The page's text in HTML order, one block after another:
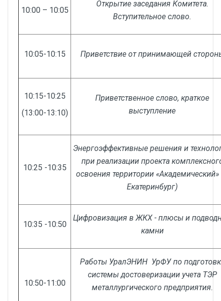
10:00 – 10:05
Открытие заседания Комитета.
Вступительное слово.
10:05-10:15 Приветствие от принимающей
10:15-10:25
(13:00-13:10)
Приветственное слово, краткое
выступление
10:25 -10:35
Энергоэффективные решения и
при реализации проекта
освоения территории «Академический»
Екатеринбург)
10:35 -10:50
Цифровизация в ЖКХ - плюсы и
камни
10:50-11:00
Работы УралЭНИН УрФУ по
системы достоверизации учета ТЭР
металлургического предприятия.